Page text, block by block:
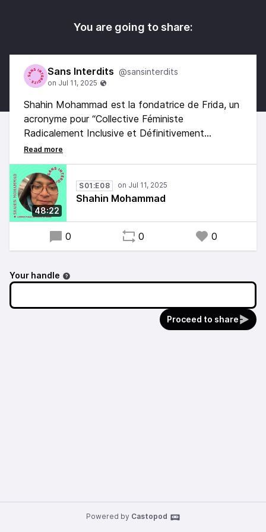
You are going to share:
Sans Interdits @sansinterdits
Shahin Mohammad est la fondatrice de Frida, un
acronyme pour “Collective Féministe
Radicalement Inclusive et Définitivement
Antivalidiste”, en Belgique. Frida se bat pour
rendre visibles les réalités souvent ignorées dans
les discours féministes traditionnels.
48:22
S01:E08
Shahin Mohammad
0 0 0
Your handle
Proceed to share
Powered by Castopod